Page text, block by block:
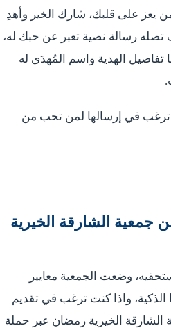
يعز على قلبك، شارك الخير وأهدِ
رسالة نصية تعبر عن حبك له،
تفاصيل الهدية واسم المُهدَى له
ترغب في إرسالها لمن تحب من
الشارقة الخيرية
وضعت الجمعية معايير
الذكية، واذا كنت ترغب في تقديم
الخيرية رمضان عبر حملة